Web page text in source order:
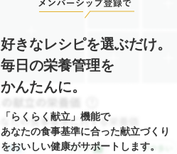
好きなレシピを選ぶだけ。
毎日の栄養管理を
かんたんに。
「らくらく献立」機能で
あなたの食事基準に合った献立づくり
をおいしい健康がサポートします。